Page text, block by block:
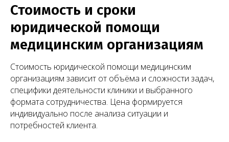
Стоимость и сроки
юридической помощи
медицинским организациям
Стоимость юридической помощи медицинским
организациям зависит от объёма и сложности задач,
специфики деятельности клиники и выбранного
формата сотрудничества. Цена формируется
индивидуально после анализа ситуации и
потребностей клиента.
Предлагаем подборку публикаций с разбором
ключевых аспектов регулирования медицинской
деятельности: трудовые отношения,
лицензирование, защита прав пациентов, договорная
работа и многое другое.